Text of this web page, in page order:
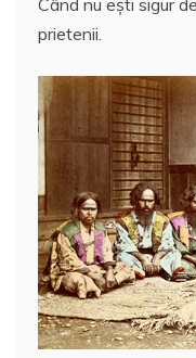
c
b
o
o
k
itt ai
Când nu eşti sigur
prietenii.